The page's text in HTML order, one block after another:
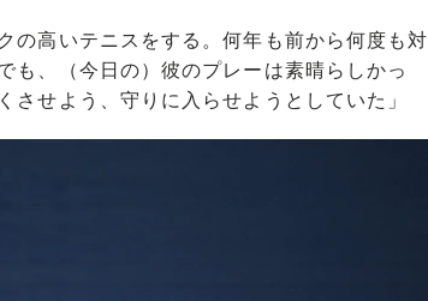
の高いテニスをする。何年も前から何度も対
も、（今日の）彼のプレーは素晴らしかっ
せよう、守りに入らせようとしていた」